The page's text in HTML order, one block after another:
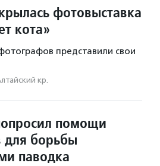
фотовыставка
кота»
представили свои
кр.
помощи
для борьбы
паводка